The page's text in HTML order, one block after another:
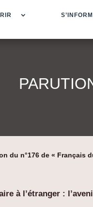
du n°176 de « Français
à l’étranger :